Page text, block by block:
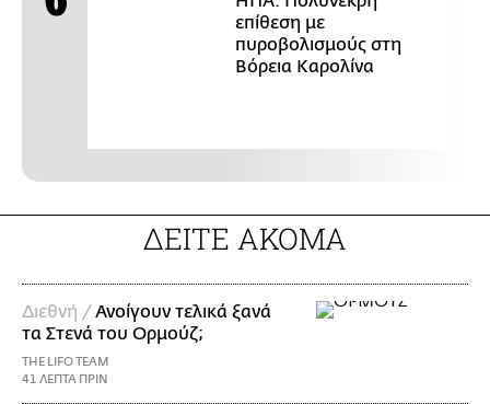
επίθεση με
πυροβολισμούς στη
Βόρεια Καρολίνα
ΔΕΙΤΕ ΑΚΟΜΑ
Διεθνή /Ανοίγουν τελικά ξανά
τα Στενά του Ορμούζ;
THE LIFO TEAM
41 ΛΕΠΤΑ ΠΡΙΝ